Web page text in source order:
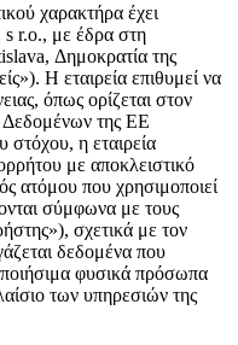
χαρακτήρα έχει
s r.o., με έδρα στη
Δημοκρατία της
»). Η εταιρεία επιθυμεί να
όπως ορίζεται στον
Δεδομένων της ΕΕ
στόχου, η εταιρεία
με αποκλειστικό
ατόμου που χρησιμοποιεί
σύμφωνα με τους
»), σχετικά με τον
δεδομένα που
φυσικά πρόσωπα
των υπηρεσιών της